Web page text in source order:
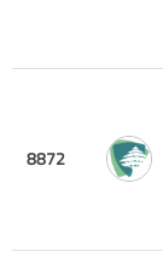
8872